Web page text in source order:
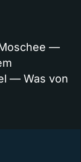
—
— Was von